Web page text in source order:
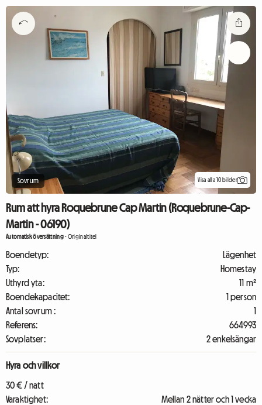
Sovrum Visa alla 10 bilder
Rum att hyra Roquebrune Cap Martin (Roquebrune-Cap-
Martin - 06190)
Automatisk översättning-Originaltitel
Boendetyp:
Lägenhet
Typ:
Homestay
Uthyrd yta:
11 m²
Boendekapacitet:
1 person
Antal sovrum :
1
Referens:
664993
Sovplatser:
2 enkelsängar
Hyra och villkor
30 € / natt
Varaktighet:
Mellan 2 nätter och 1 vecka